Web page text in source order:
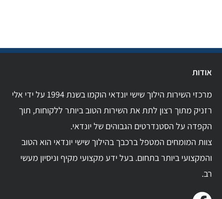
אודות
מרכזי השירות הילוך שישי יונדאי הוקמו בשנת 1994 על ידי אלי
רזניק מתוך רצון לתת את השירות הטוב ביותר ללקוחות, תוך
הקפדה על הסטנדרטים הגבוהים של יונדאי.
צוות המומחים המטפל ברכבך בהילוך שישי יונדאי הוא הטוב
והמקצועי ביותר בתחום. בעל ידע מקצועי מקיף וניסיון מעשי
רב.